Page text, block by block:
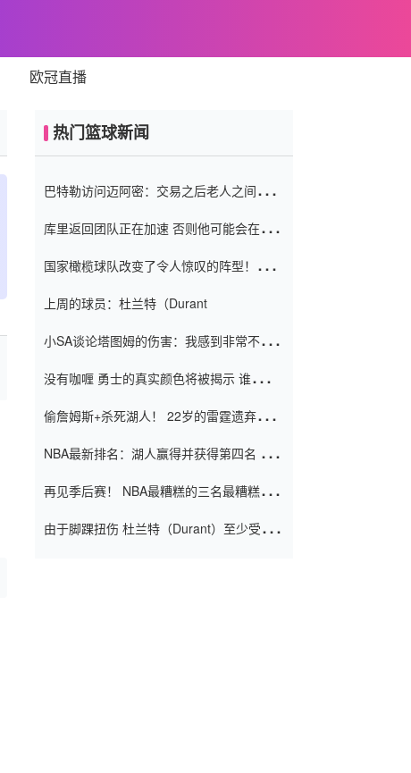
欧冠直播
热门篮球新闻
巴特勒访问迈阿密：交易之后老人之间的第
库里返回团队正在加速 否则他可能会在下
起了人们的关注
国家橄榄球队改变了令人惊叹的阵型！伊万
上周的球员：杜兰特（Durant
小SA谈论塔图姆的伤害：我感到非常不舒
没有咖喱 勇士的真实颜色将被揭示 谁注意
偷詹姆斯+杀死湖人！ 22岁的雷霆遗弃儿子
亿元人民币的合同
NBA最新排名：湖人赢得并获得第四名 小
再见季后赛！ NBA最糟糕的三名最糟糕的
由于脚踝扭伤 杜兰特（Durant）至少受伤